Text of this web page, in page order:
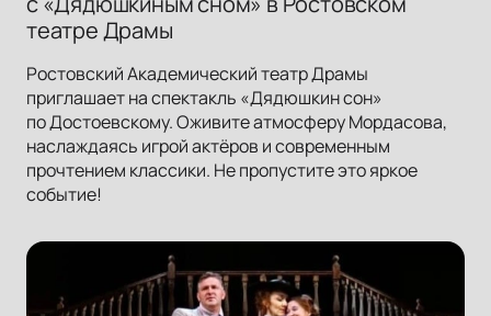
театре Драмы
Ростовский Академический театр Драмы
приглашает на спектакль «Дядюшкин сон»
по Достоевскому. Оживите атмосферу Мордасова,
наслаждаясь игрой актёров и современным
прочтением классики. Не пропустите это яркое
событие!